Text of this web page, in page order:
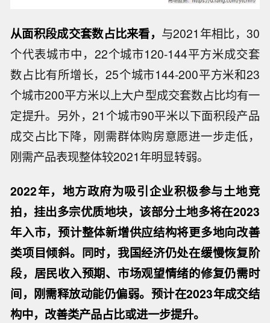
从面积段成交套数占比来看， 与2021年相比，30
个代表城市中，22个城市120-144平方米成交套
数占比有所增长，25个城市144-200平方米和23
个城市200平方米以上大户型成交套数占比均有一
定提升。另外，21个城市90平米以下面积段产品
成交占比下降，刚需群体购房意愿进一步走低，
刚需产品表现整体较2021年明显转弱。
2022年，地方政府为吸引企业积极参与土地竞
拍，挂出多宗优质地块，该部分土地多将在2023
年入市，预计整体新增供应结构将更多地向改善
类项目倾斜。同时，我国经济仍处在缓慢恢复阶
段，居民收入预期、市场观望情绪的修复仍需时
间，刚需释放动能仍偏弱。预计在2023年成交结
构中，改善类产品占比或进一步提升。